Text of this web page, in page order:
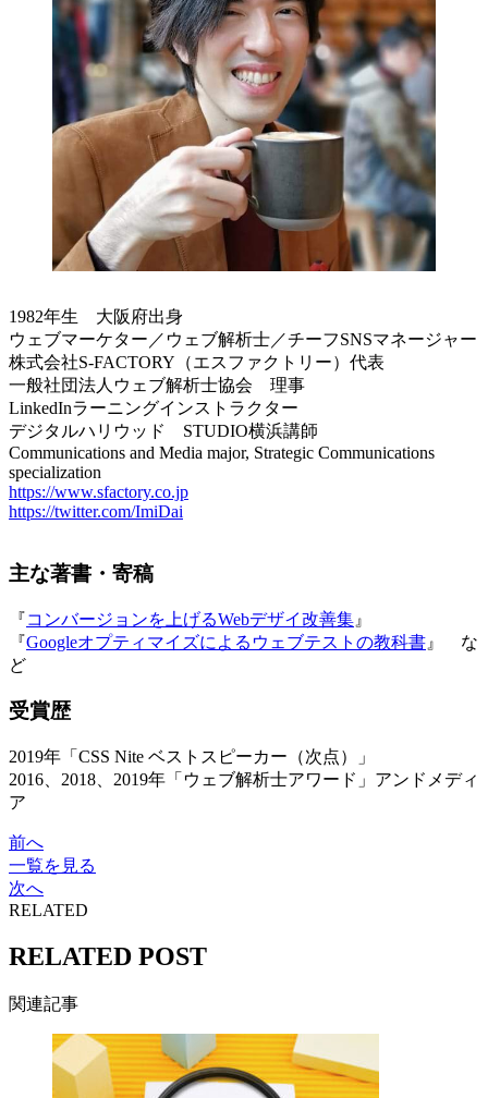
1982年生 大阪府出身
ウェブマーケター／ウェブ解析士／チーフSNSマネージャー
株式会社S-FACTORY（エスファクトリー）代表
一般社団法人ウェブ解析士協会 理事
LinkedInラーニングインストラクター
デジタルハリウッド STUDIO横浜講師
Communications and Media major, Strategic Communications
specialization
https://www.sfactory.co.jp
https://twitter.com/ImiDai
主な著書・寄稿
『コンバージョンを上げるWebデザイ改善集 』
『Googleオプティマイズによるウェブテストの教科書 』 な
ど
受賞歴
2019年「CSS Nite ベストスピーカー（次点）」
2016、2018、2019年「ウェブ解析士アワード」アンドメディ
ア
前へ
一覧を見る
次へ
RELATED
RELATED POST
関連記事